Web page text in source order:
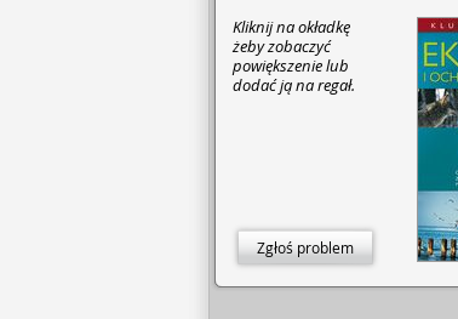
Kliknij na okładkę
żeby zobaczyć
powiększenie lub
dodać ją na regał.
Zgłoś problem